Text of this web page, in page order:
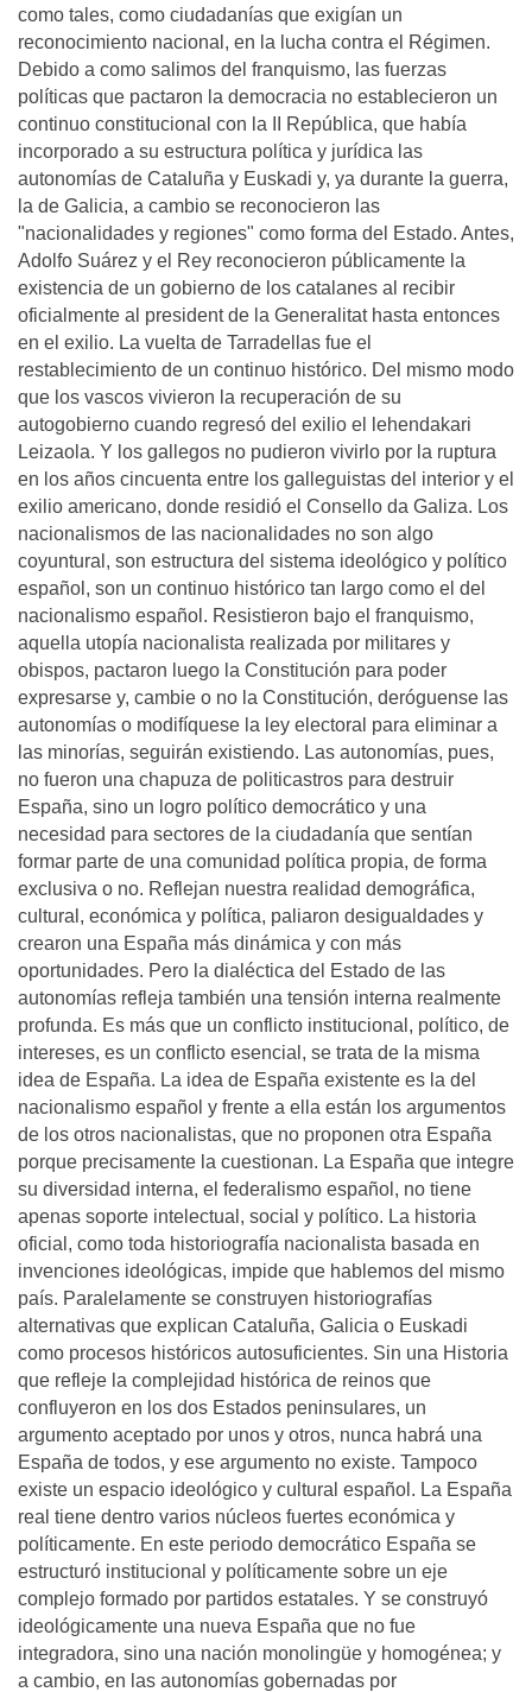
como tales, como ciudadanías que exigían un
reconocimiento nacional, en la lucha contra el Régimen.
Debido a como salimos del franquismo, las fuerzas
políticas que pactaron la democracia no establecieron un
continuo constitucional con la II República, que había
incorporado a su estructura política y jurídica las
autonomías de Cataluña y Euskadi y, ya durante la guerra,
la de Galicia, a cambio se reconocieron las
"nacionalidades y regiones" como forma del Estado. Antes,
Adolfo Suárez y el Rey reconocieron públicamente la
existencia de un gobierno de los catalanes al recibir
oficialmente al president de la Generalitat hasta entonces
en el exilio. La vuelta de Tarradellas fue el
restablecimiento de un continuo histórico. Del mismo modo
que los vascos vivieron la recuperación de su
autogobierno cuando regresó del exilio el lehendakari
Leizaola. Y los gallegos no pudieron vivirlo por la ruptura
en los años cincuenta entre los galleguistas del interior y el
exilio americano, donde residió el Consello da Galiza. Los
nacionalismos de las nacionalidades no son algo
coyuntural, son estructura del sistema ideológico y político
español, son un continuo histórico tan largo como el del
nacionalismo español. Resistieron bajo el franquismo,
aquella utopía nacionalista realizada por militares y
obispos, pactaron luego la Constitución para poder
expresarse y, cambie o no la Constitución, deróguense las
autonomías o modifíquese la ley electoral para eliminar a
las minorías, seguirán existiendo. Las autonomías, pues,
no fueron una chapuza de politicastros para destruir
España, sino un logro político democrático y una
necesidad para sectores de la ciudadanía que sentían
formar parte de una comunidad política propia, de forma
exclusiva o no. Reflejan nuestra realidad demográfica,
cultural, económica y política, paliaron desigualdades y
crearon una España más dinámica y con más
oportunidades. Pero la dialéctica del Estado de las
autonomías refleja también una tensión interna realmente
profunda. Es más que un conflicto institucional, político, de
intereses, es un conflicto esencial, se trata de la misma
idea de España. La idea de España existente es la del
nacionalismo español y frente a ella están los argumentos
de los otros nacionalistas, que no proponen otra España
porque precisamente la cuestionan. La España que integre
su diversidad interna, el federalismo español, no tiene
apenas soporte intelectual, social y político. La historia
oficial, como toda historiografía nacionalista basada en
invenciones ideológicas, impide que hablemos del mismo
país. Paralelamente se construyen historiografías
alternativas que explican Cataluña, Galicia o Euskadi
como procesos históricos autosuficientes. Sin una Historia
que refleje la complejidad histórica de reinos que
confluyeron en los dos Estados peninsulares, un
argumento aceptado por unos y otros, nunca habrá una
España de todos, y ese argumento no existe. Tampoco
existe un espacio ideológico y cultural español. La España
real tiene dentro varios núcleos fuertes económica y
políticamente. En este periodo democrático España se
estructuró institucional y políticamente sobre un eje
complejo formado por partidos estatales. Y se construyó
ideológicamente una nueva España que no fue
integradora, sino una nación monolingüe y homogénea; y
a cambio, en las autonomías gobernadas por